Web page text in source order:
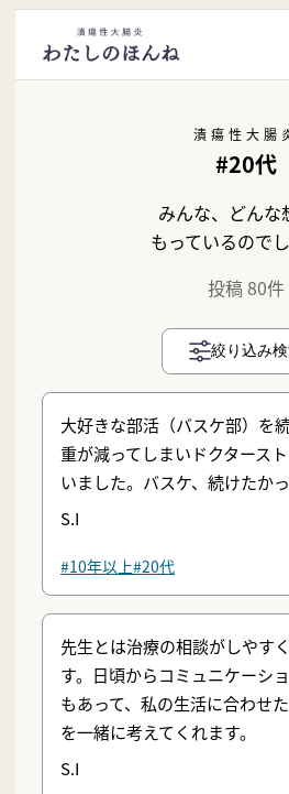
潰瘍性大腸
#20代
みんな、どんな
もっているので
投稿 80件
絞り込み
大好きな部活（バスケ部）を
重が減ってしまいドクタース
いました。バスケ、続けたかっ
S.I
#10年以上#20代
先生とは治療の相談がしやす
す。日頃からコミュニケーシ
もあって、私の生活に合わせ
を一緒に考えてくれます。
S.I